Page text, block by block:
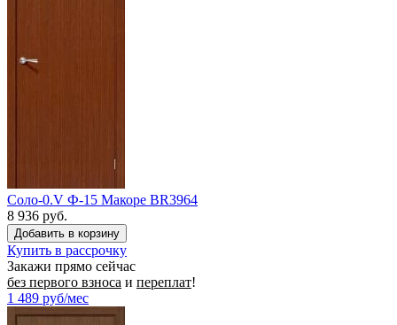
Соло-0.V Ф-15 Макоре BR3964
8 936 руб.
Купить в рассрочку
Закажи прямо сейчас
без первого взноса и переплат!
1 489 руб/мес